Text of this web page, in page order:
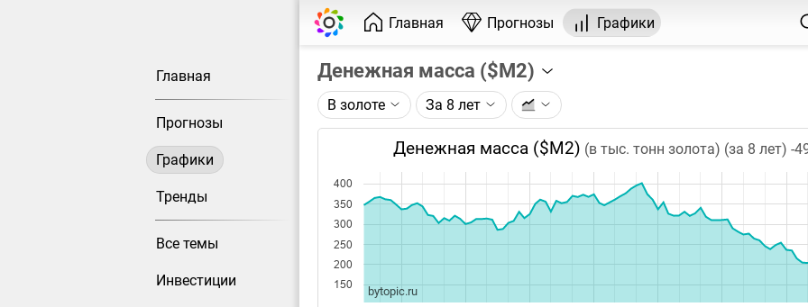
Главная Прогнозы Графики
Главная
Прогнозы
Графики
Тренды
Все темы
Инвестиции
Денежная масса ($М2)
Описание графика:
Денежная масса (агрегат М2) по данным ФРС США.
Каждая точка на графике - значение за месяц. Таймфрейм (месяц) не
при изменении глубины графика.
Данные добавляются каждый четвертый вторник месяца,
отчетным.
В золоте За 8 лет
Денежная масса ($М2) (в тыс. тонн золота) (за 8 лет) -
150
200
250
300
350
400
bytopic.ru